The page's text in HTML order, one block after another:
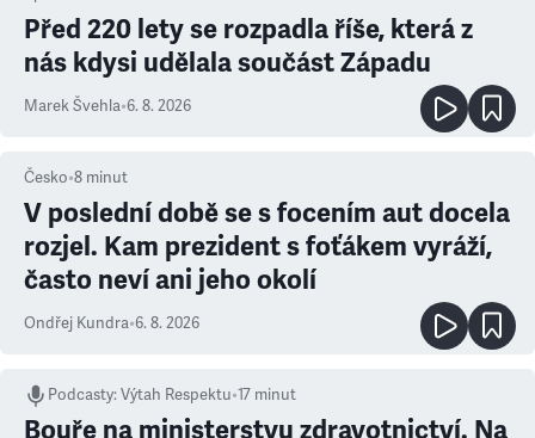
Před 220 lety se rozpadla říše, která z
nás kdysi udělala součást Západu
Marek Švehla•6. 8. 2026
Česko•8 minut
V poslední době se s focením aut docela
rozjel. Kam prezident s foťákem vyráží,
často neví ani jeho okolí
Ondřej Kundra•6. 8. 2026
Podcasty:Výtah Respektu•17 minut
Bouře na ministerstvu zdravotnictví. Na